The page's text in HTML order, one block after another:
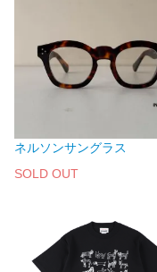
ネルソンサングラス
SOLD OUT